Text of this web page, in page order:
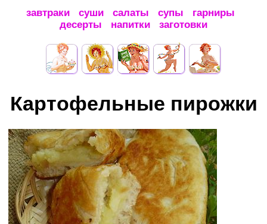
завтраки суши салаты супы
гарниры
десерты
напитки заготовки
Картофельные пирожки